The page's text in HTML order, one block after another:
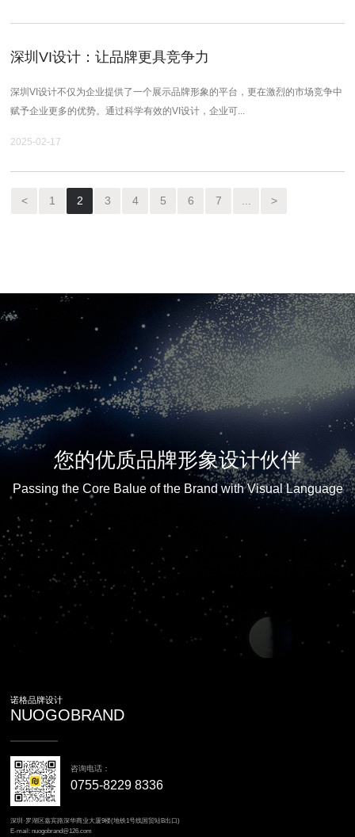
深圳VI设计：让品牌更具竞争力
深圳VI设计不仅为企业提供了一个展示品牌形象的平台，更在激烈的市场竞争中
赋予企业更多的优势。通过科学有效的VI设计，企业可...
2025-02-17
< 1 2 3 4 5 6 7 >
您的优质品牌形象设计伙伴
Passing the Core Balue of the Brand with Visual Language
诺格品牌设计
NUOGOBRAND
咨询电话：
0755-8229 8336
深圳·罗湖区嘉宾路深华商业大厦9楼(地铁1号线国贸站B出口)
E-mail: nuogobrand@126.com